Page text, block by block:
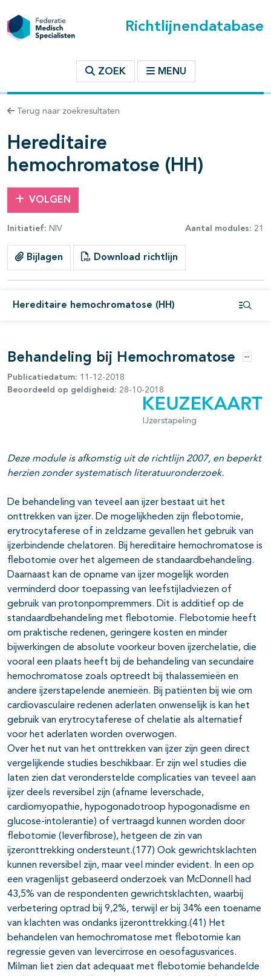
Richtlijnendatabase
ZOEK MENU
Terug naar zoekresultaten
Hereditaire
hemochromatose (HH)
VOLGEN
Initiatief: NIV Aantal modules: 21
Bijlagen Download richtlijn
Hereditaire hemochromatose (HH)
binnen deze richtlijn
open- en dichtklappen
open- en dichtklappen
open- en dichtklappen
Behandeling bij Hemochromatose Opties
Publicatiedatum: 11-12-2018
Beoordeeld op geldigheid: 28-10-2018
IJzerstapeling
Deze module is afkomstig uit de richtlijn 2007, en beperkt
herzien zonder systematisch literatuuronderzoek.
De behandeling van teveel aan ijzer bestaat uit het
onttrekken van ijzer. De mogelijkheden zijn flebotomie,
erytrocytaferese of in zeldzame gevallen het gebruik van
ijzerbindende chelatoren. Bij hereditaire hemochromatose is
flebotomie over het algemeen de standaardbehandeling.
Daarnaast kan de opname van ijzer mogelijk worden
verminderd door toepassing van leefstijladviezen of
gebruik van protonpompremmers. Dit is additief op de
standaardbehandeling met flebotomie. Flebotomie heeft
om praktische redenen, geringere kosten en minder
bijwerkingen de absolute voorkeur boven ijzerchelatie, die
vooral een plaats heeft bij de behandeling van secundaire
hemochromatose zoals optreedt bij thalassemieën en
andere ijzerstapelende anemieën. Bij patiënten bij wie om
cardiovasculaire redenen aderlaten onwenselijk is kan het
gebruik van erytrocytaferese of chelatie als alternatief
voor het aderlaten worden overwogen.
Over het nut van het onttrekken van ijzer zijn geen direct
vergelijkende studies beschikbaar. Er zijn wel studies die
laten zien dat veronderstelde complicaties van teveel aan
ijzer deels reversibel zijn (afname leverschade,
cardiomyopathie, hypogonadotroop hypogonadisme en
glucose-intolerantie) of vertraagd kunnen worden door
flebotomie (leverfibrose), hetgeen de zin van
ijzeronttrekking ondersteunt.(177) Ook gewrichtsklachten
kunnen reversibel zijn, maar veel minder evident. In een op
een vragenlijst gebaseerd onderzoek van McDonnell had
43,5% van de respondenten gewrichtsklachten, waarbij
verbetering optrad bij 9,2%, terwijl er bij 34% een toename
van klachten was ondanks ijzeronttrekking.(41) Het
behandelen van hemochromatose met flebotomie kan
regressie geven van levercirrose en oesofagusvarices.
Milman liet zien dat adequaat met flebotomie behandelde